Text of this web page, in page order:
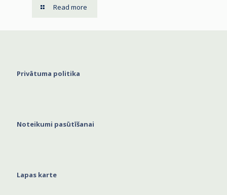
Read more
Privātuma politika
Noteikumi pasūtīšanai
Lapas karte